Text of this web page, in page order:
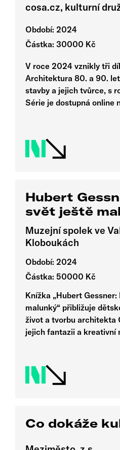
cosa.cz, kulturní
Období: 2024
Částka: 30000 Kč
V roce 2024 vznikly tři
Architektura 80. a 90.
stavby a jejich tvůrce, s
Série je dostupná online
Hubert
svět ještě
Muzejní spolek ve
Kloboukách
Období: 2024
Částka: 50000 Kč
Knížka „Hubert
malunký“ přibližuje
život a tvorbu architekta
jejich fantazii a kreativní
Co dokáže